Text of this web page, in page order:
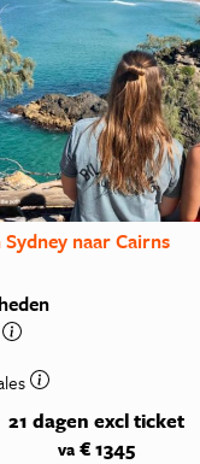
naar Cairns
21 dagen excl ticket
va € 1345